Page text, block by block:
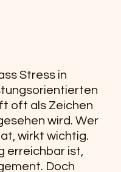
Stress in
oft als Zeichen
wird. Wer
wirkt wichtig.
erreichbar ist,
Doch